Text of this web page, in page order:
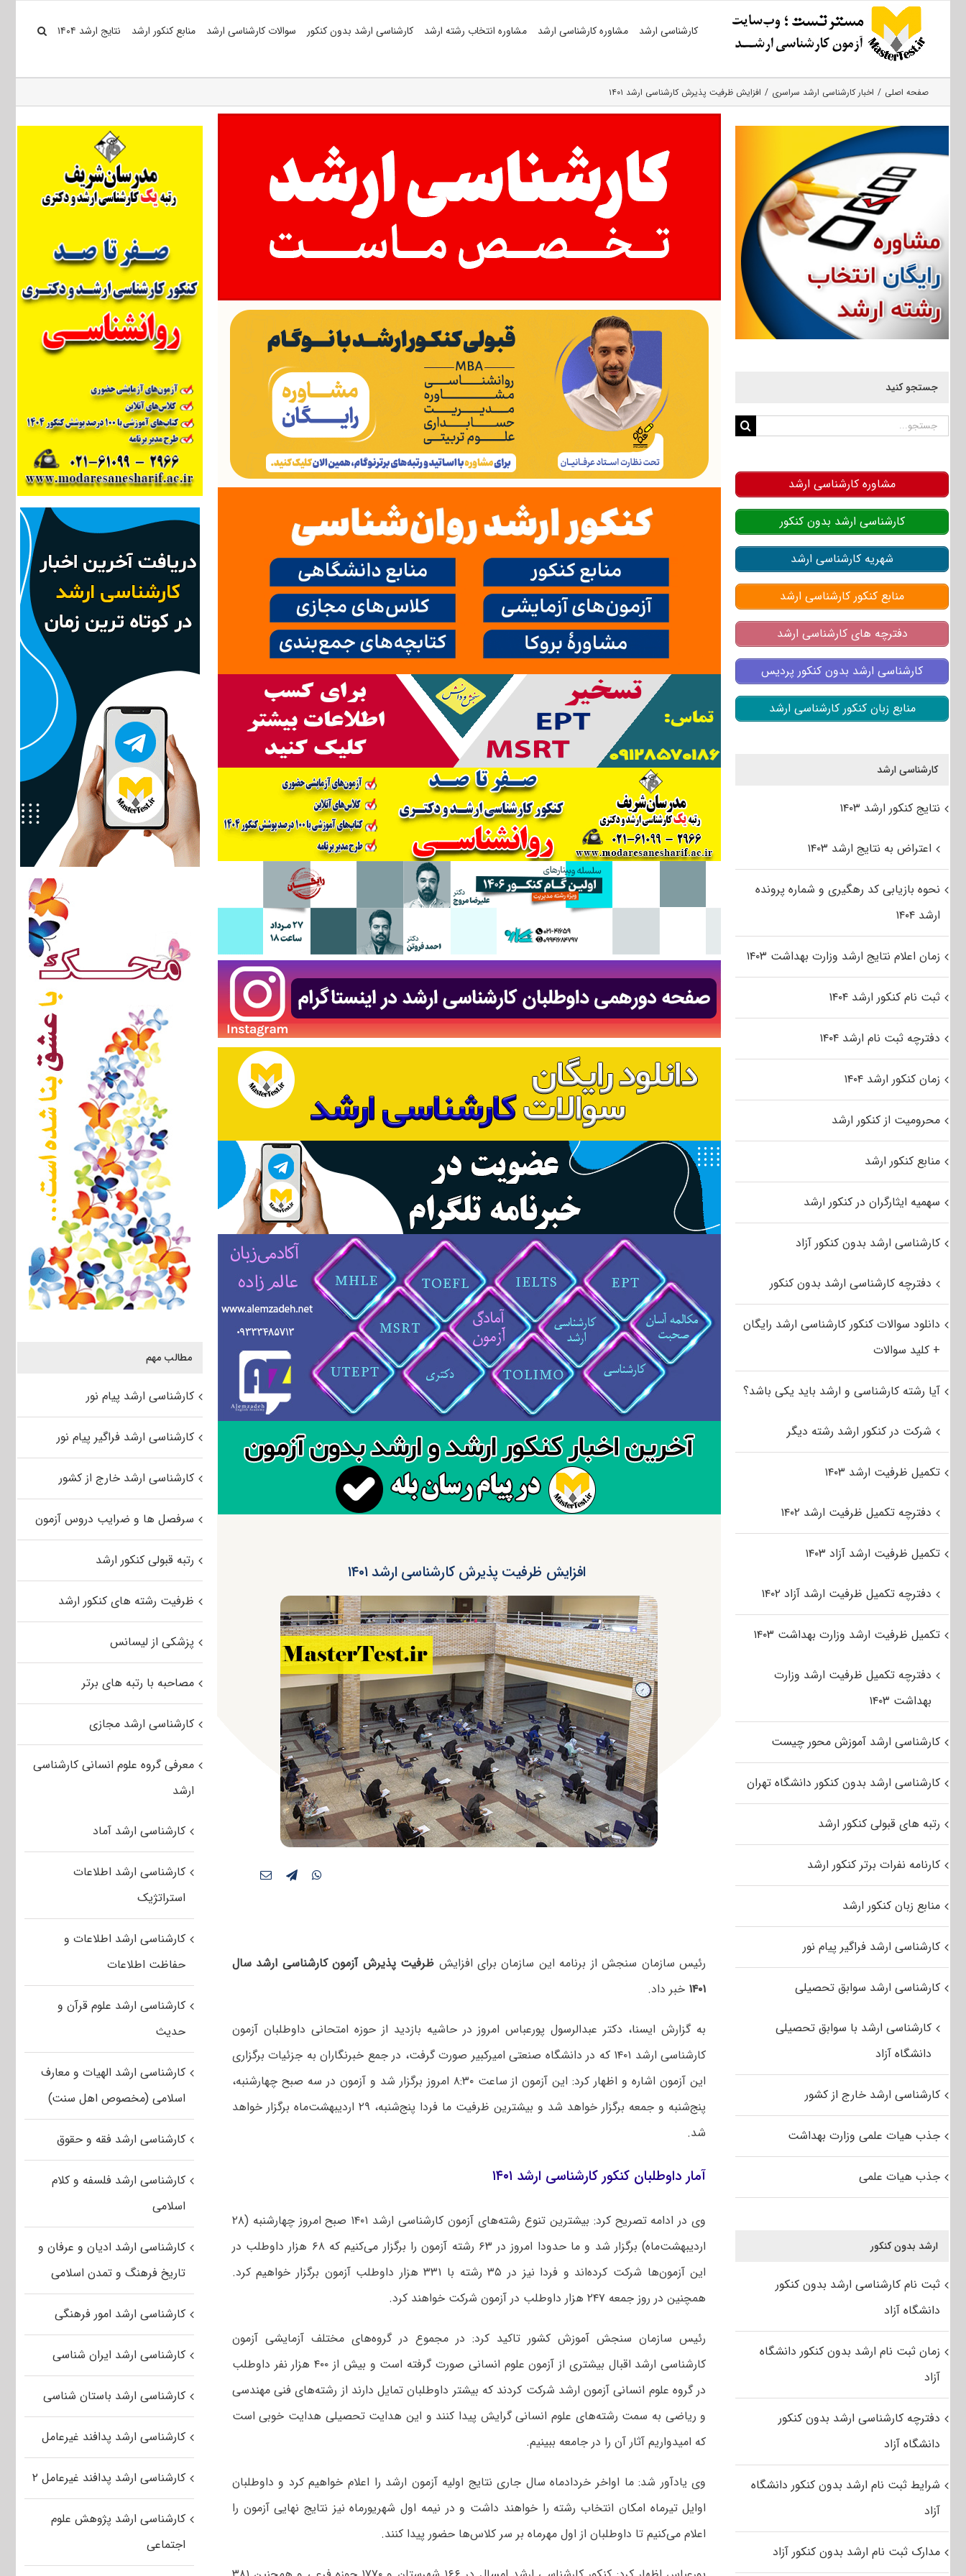
کارشناسی ارشد مشاوره کارشناسی ارشد مشاوره انتخاب رشته ارشد کارشناسی ارشد بدون کنکور سوالات کارشناسی ارشد منابع کنکور ارشد نتایج ارشد ۱۴۰۴
صفحه اصلی اخبار کارشناسی ارشد سراسری افزایش ظرفیت پذیرش کارشناسی ارشد ۱۴۰۱
افزایش ظرفیت پذیرش کارشناسی ارشد ۱۴۰۱
رئیس سازمان سنجش از برنامه این سازمان برای افزایش ظرفیت پذیرش آزمون کارشناسی ارشد سال
۱۴۰۱ خبر داد.
به گزارش ایسنا، دکتر عبدالرسول پورعباس امروز در حاشیه بازدید از حوزه امتحانی داوطلبان آزمون
کارشناسی ارشد ۱۴۰۱ که در دانشگاه صنعتی امیرکبیر صورت گرفت، در جمع خبرنگاران به جزئیات برگزاری
این آزمون اشاره و اظهار کرد: این آزمون از ساعت ۸:۳۰ امروز برگزار شد و آزمون در سه صبح چهارشنبه،
پنج‌شنبه و جمعه برگزار خواهد شد و بیشترین ظرفیت ما فردا پنج‌شنبه، ۲۹ اردیبهشت‌ماه برگزار خواهد
شد.
آمار داوطلبان کنکور کارشناسی ارشد ۱۴۰۱
وی در ادامه تصریح کرد: بیشترین تنوع رشته‌های آزمون کارشناسی ارشد ۱۴۰۱ صبح امروز چهارشنبه (۲۸
اردیبهشت‌ماه) برگزار شد و ما حدودا امروز در ۶۳ رشته آزمون را برگزار می‌کنیم که ۶۸ هزار داوطلب در
این آزمون‌ها شرکت کرده‌اند و فردا نیز در ۳۵ رشته با ۳۳۱ هزار داوطلب آزمون برگزار خواهیم کرد.
همچنین در روز جمعه ۲۴۷ هزار داوطلب در آزمون شرکت خواهند کرد.
رئیس سازمان سنجش آموزش کشور تاکید کرد: در مجموع در گروه‌های مختلف آزمایشی آزمون
کارشناسی ارشد اقبال بیشتری از آزمون علوم انسانی صورت گرفته است و بیش از ۴۰۰ هزار نفر داوطلب
در گروه علوم انسانی آزمون ارشد شرکت کردند که بیشتر داوطلبان تمایل دارند از رشته‌های فنی مهندسی
و ریاضی به سمت رشته‌های علوم انسانی گرایش پیدا کنند و این هدایت تحصیلی هدایت خوبی است
که امیدواریم آثار آن را در جامعه ببینیم.
وی یادآور شد: ما اواخر خردادماه سال جاری نتایج اولیه آزمون ارشد را اعلام خواهیم کرد و داوطلبان
اوایل تیرماه امکان انتخاب رشته را خواهند داشت و در نیمه اول شهریورماه نیز نتایج نهایی آزمون را
اعلام می‌کنیم تا داوطلبان از اول مهرماه بر سر کلاس‌ها حضور پیدا کنند.
مطالب مهم
کارشناسی ارشد پیام نور
کارشناسی ارشد فراگیر پیام نور
کارشناسی ارشد خارج از کشور
سرفصل ها و ضرایب دروس آزمون
رتبه قبولی کنکور ارشد
ظرفیت رشته های کنکور ارشد
پزشکی از لیسانس
مصاحبه با رتبه های برتر
کارشناسی ارشد مجازی
معرفی گروه علوم انسانی کارشناسی
ارشد
کارشناسی ارشد آماد
کارشناسی ارشد اطلاعات
استراتژیک
کارشناسی ارشد اطلاعات و
حفاظت اطلاعات
کارشناسی ارشد علوم قرآن و
حدیث
کارشناسی ارشد الهیات و معارف
اسلامی (مخصوص اهل سنت)
کارشناسی ارشد فقه و حقوق
کارشناسی ارشد فلسفه و کلام
اسلامی
کارشناسی ارشد ادیان و عرفان و
تاریخ فرهنگ و تمدن اسلامی
کارشناسی ارشد امور فرهنگی
کارشناسی ارشد ایران شناسی
کارشناسی ارشد باستان شناسی
کارشناسی ارشد پدافند غیرعامل
کارشناسی ارشد پدافند غیرعامل ۲
کارشناسی ارشد پژوهش علوم
اجتماعی
جستجو کنید
جستجو
مشاوره کارشناسی ارشد
کارشناسی ارشد بدون کنکور
شهریه کارشناسی ارشد
منابع کنکور کارشناسی ارشد
دفترچه های کارشناسی ارشد
کارشناسی ارشد بدون کنکور پردیس
منابع زبان کنکور کارشناسی ارشد
کارشناسی ارشد
نتایج کنکور ارشد ۱۴۰۳
اعتراض به نتایج ارشد ۱۴۰۳
نحوه بازیابی کد رهگیری و شماره پرونده
ارشد ۱۴۰۴
زمان اعلام نتایج ارشد وزارت بهداشت ۱۴۰۳
ثبت نام کنکور ارشد ۱۴۰۴
دفترچه ثبت نام ارشد ۱۴۰۴
زمان کنکور ارشد ۱۴۰۴
محرومیت از کنکور ارشد
منابع کنکور ارشد
سهمیه ایثارگران در کنکور ارشد
کارشناسی ارشد بدون کنکور آزاد
دفترچه کارشناسی ارشد بدون کنکور
دانلود سوالات کنکور کارشناسی ارشد رایگان
+ کلید سوالات
آیا رشته کارشناسی و ارشد باید یکی باشد؟
شرکت در کنکور ارشد رشته دیگر
تکمیل ظرفیت ارشد ۱۴۰۳
دفترچه تکمیل ظرفیت ارشد ۱۴۰۲
تکمیل ظرفیت ارشد آزاد ۱۴۰۳
دفترچه تکمیل ظرفیت ارشد آزاد ۱۴۰۲
تکمیل ظرفیت ارشد وزارت بهداشت ۱۴۰۳
دفترچه تکمیل ظرفیت ارشد وزارت
بهداشت ۱۴۰۳
کارشناسی ارشد آموزش محور چیست
کارشناسی ارشد بدون کنکور دانشگاه تهران
رتبه های قبولی کنکور ارشد
کارنامه نفرات برتر کنکور ارشد
منابع زبان کنکور ارشد
کارشناسی ارشد فراگیر پیام نور
کارشناسی ارشد سوابق تحصیلی
کارشناسی ارشد با سوابق تحصیلی
دانشگاه آزاد
کارشناسی ارشد خارج از کشور
جذب هیات علمی وزارت بهداشت
جذب هیات علمی
ارشد بدون کنکور
ثبت نام کارشناسی ارشد بدون کنکور
دانشگاه آزاد
زمان ثبت نام ارشد بدون کنکور دانشگاه
آزاد
دفترچه کارشناسی ارشد بدون کنکور
دانشگاه آزاد
شرایط ثبت نام ارشد بدون کنکور دانشگاه
آزاد
مدارک ثبت نام ارشد بدون کنکور آزاد